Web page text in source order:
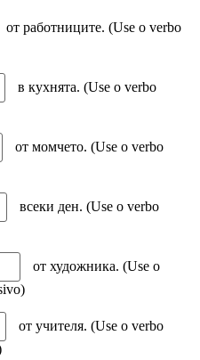
от работниците. (Use o verbo
в кухнята. (Use o verbo
от момчето. (Use o verbo
всеки ден. (Use o verbo
от художника. (Use o
от учителя. (Use o verbo